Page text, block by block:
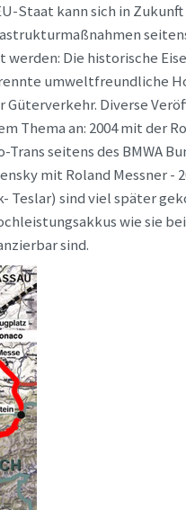
Staat kann sich in Zukunft
Die historische
umweltfreundliche
Güterverkehr. Diverse
Thema an: 2004 mit der
seitens des BMWA
mit Roland Messner
sind viel später
wie sie
sind.